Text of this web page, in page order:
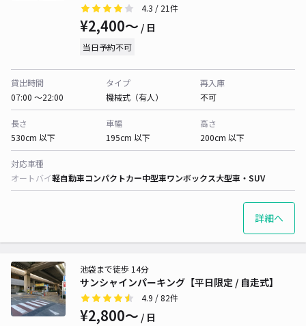
4.3 / 21件
¥2,400〜 / 日
当日予約不可
貸出時間
07:00 〜22:00
タイプ
機械式（有人）
再入庫
不可
長さ
530cm 以下
車幅
195cm 以下
高さ
200cm 以下
対応車種
オートバイ軽自動車コンパクトカー中型車ワンボックス大型車・SUV
詳細へ
サンシャインパーキング【平日限定 / 自走式】
池袋まで徒歩 14分
4.9 / 82件
¥2,800〜 / 日